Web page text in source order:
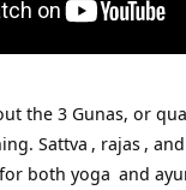
the 3 Gunas, or
Sattva , rajas , and
both yoga and